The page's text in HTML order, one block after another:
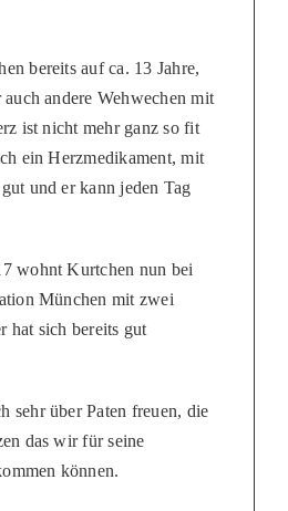
bereits auf ca. 13 Jahre,
andere Wehwechen mit
ist nicht mehr ganz so fit
ein Herzmedikament, mit
und er kann jeden Tag
wohnt Kurtchen nun bei
München mit zwei
hat sich bereits gut
sehr über Paten freuen, die
das wir für seine
können.